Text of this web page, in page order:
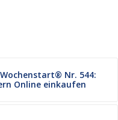
Nr. 544:
Online einkaufen